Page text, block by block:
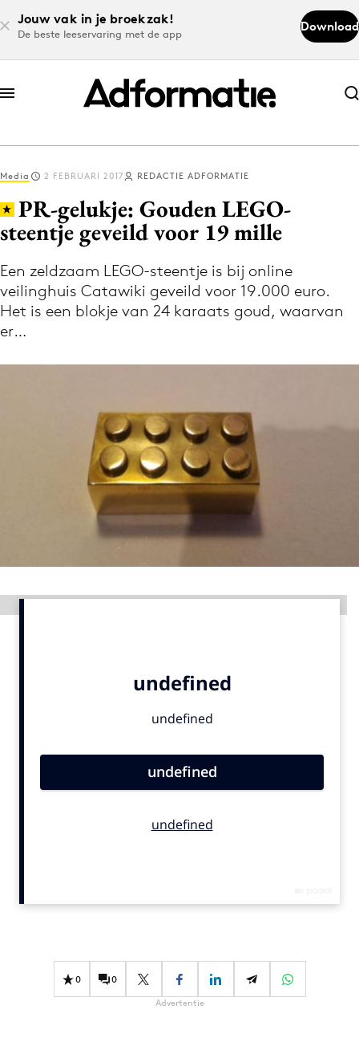
Jouw vak in je broekzak!
De beste leeservaring met de app
Download
Abonneer nu
Abonneer nu
Log in
Volg het laatste nieuws via de Adformatie
Nieuws app
9 sept: GenAI-training
12 nov: MarketingLive!
Vacatures
Campagnes
Design
Effectiviteit
Gedragsverandering
Media 2 FEBRUARI 2017 REDACTIE ADFORMATIE
PR-gelukje: Gouden LEGO-
steentje geveild voor 19 mille
Een zeldzaam LEGO-steentje is bij online
veilinghuis Catawiki geveild voor 19.000 euro.
Het is een blokje van 24 karaats goud, waarvan
er…
0 0
Advertentie